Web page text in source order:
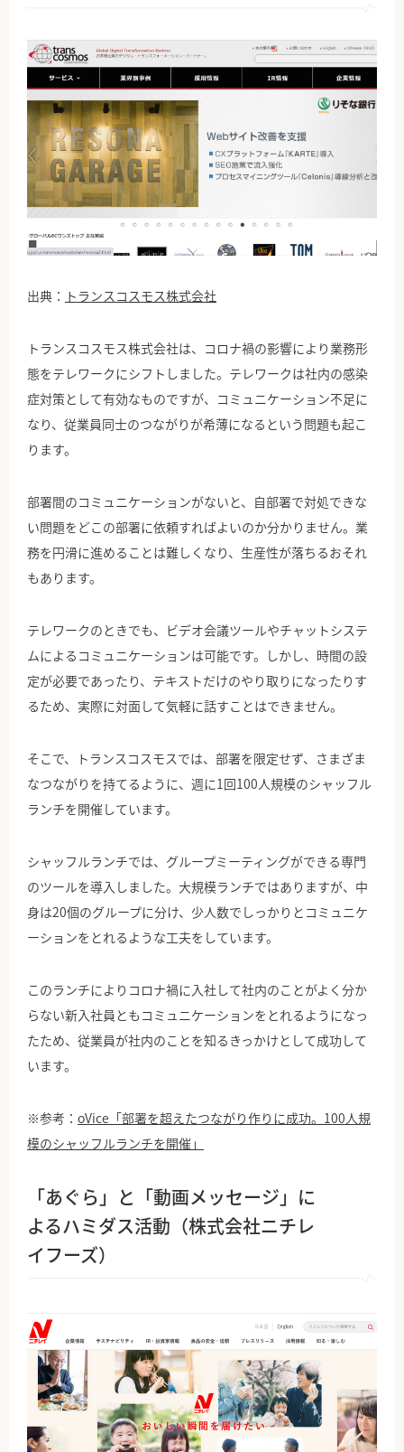
出典： トランスコスモス株式会社
トランスコスモス株式会社は、コロナ禍の影響により業務形
態をテレワークにシフトしました。テレワークは社内の感染
症対策として有効なものですが、コミュニケーション不足に
なり、従業員同士のつながりが希薄になるという問題も起こ
ります。
部署間のコミュニケーションがないと、自部署で対処できな
い問題をどこの部署に依頼すればよいのか分かりません。業
務を円滑に進めることは難しくなり、生産性が落ちるおそれ
もあります。
テレワークのときでも、ビデオ会議ツールやチャットシステ
ムによるコミュニケーションは可能です。しかし、時間の設
定が必要であったり、テキストだけのやり取りになったりす
るため、実際に対面して気軽に話すことはできません。
そこで、トランスコスモスでは、部署を限定せず、さまざま
なつながりを持てるように、週に1回100人規模のシャッフル
ランチを開催しています。
シャッフルランチでは、グループミーティングができる専門
のツールを導入しました。大規模ランチではありますが、中
身は20個のグループに分け、少人数でしっかりとコミュニケ
ーションをとれるような工夫をしています。
このランチによりコロナ禍に入社して社内のことがよく分か
らない新入社員ともコミュニケーションをとれるようになっ
たため、従業員が社内のことを知るきっかけとして成功して
います。
※参考： oVice「部署を超えたつながり作りに成功。100人規
模のシャッフルランチを開催」
「あぐら」と「動画メッセージ」に
よるハミダス活動（株式会社ニチレ
イフーズ）